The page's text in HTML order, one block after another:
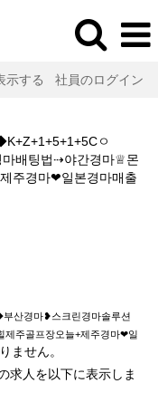
示する 社員のログイン
ㅇ
배팅법⇢야간경마♕몬
주경마❤일본경마매출
산경마❥스크린경마솔루션
주골프장오늘+제주경마❤일
ません。
求人を以下に表示しま